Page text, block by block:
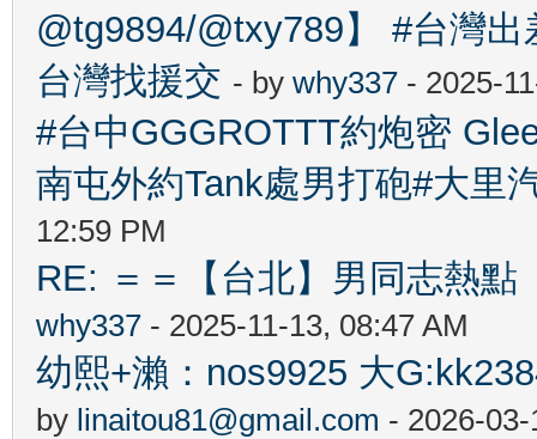
@tg9894/@txy789】 #台灣
台灣找援交 - by why337 - 2025-
#台中GGGROTTT約炮密
南屯外約Tank處男打砲#大里
12:59 PM
RE: ＝＝【台北】男同志熱
why337 - 2025-11-13, 08:47 AM
幼熙+瀨：nos9925 大
by linaitou81@gmail.com - 2026-